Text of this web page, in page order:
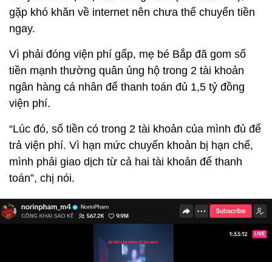
gặp khó khăn về internet nên chưa thể chuyển tiền
ngay.
Vì phải đóng viện phí gấp, mẹ bé Bắp đã gom số
tiền mạnh thường quân ủng hộ trong 2 tài khoản
ngân hàng cá nhân để thanh toán đủ 1,5 tỷ đồng
viện phí.
“Lúc đó, số tiền có trong 2 tài khoản của mình đủ để
trả viện phí. Vì hạn mức chuyển khoản bị hạn chế,
mình phải giao dịch từ cả hai tài khoản để thanh
toán”, chị nói.